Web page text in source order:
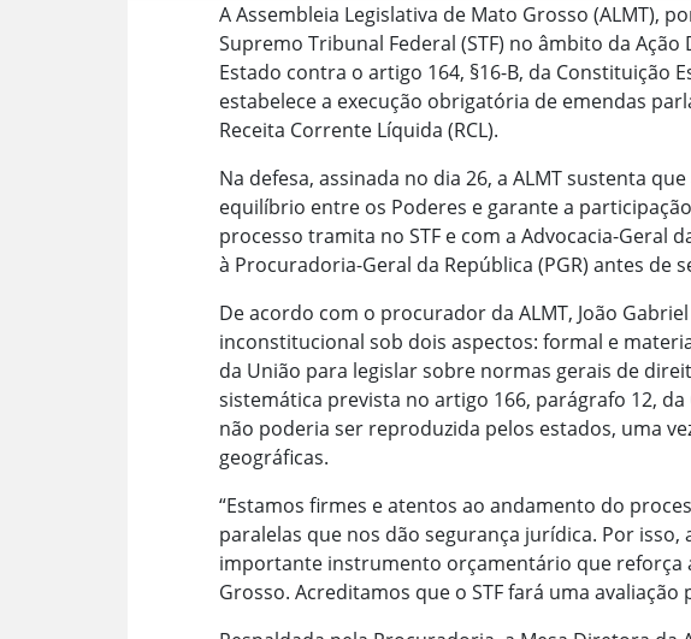
A Assembleia Legislativa de Mato Grosso (ALMT),
Supremo Tribunal Federal (STF) no âmbito da
Estado contra o artigo 164, §16-B, da Constituição
estabelece a execução obrigatória de emendas
Receita Corrente Líquida (RCL).
Na defesa, assinada no dia 26, a ALMT sustenta
equilíbrio entre os Poderes e garante a
processo tramita no STF e com a Advocacia-Geral
à Procuradoria-Geral da República (PGR) antes de
De acordo com o procurador da ALMT, João
inconstitucional sob dois aspectos: formal e
da União para legislar sobre normas gerais de
sistemática prevista no artigo 166, parágrafo 12,
não poderia ser reproduzida pelos estados, uma
geográficas.
“Estamos firmes e atentos ao andamento do
paralelas que nos dão segurança jurídica. Por isso,
importante instrumento orçamentário que reforça
Grosso. Acreditamos que o STF fará uma